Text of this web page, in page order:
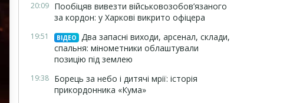
20:09 Пообіцяв вивезти військовозобов’язаного
за кордон: у Харкові викрито офіцера
19:51 ВІДЕО
Два запасні виходи, арсенал, склади,
спальня: мінометники облаштували
позицію під землею
19:38 Борець за небо і дитячі мрії: історія
прикордонника «Кума»